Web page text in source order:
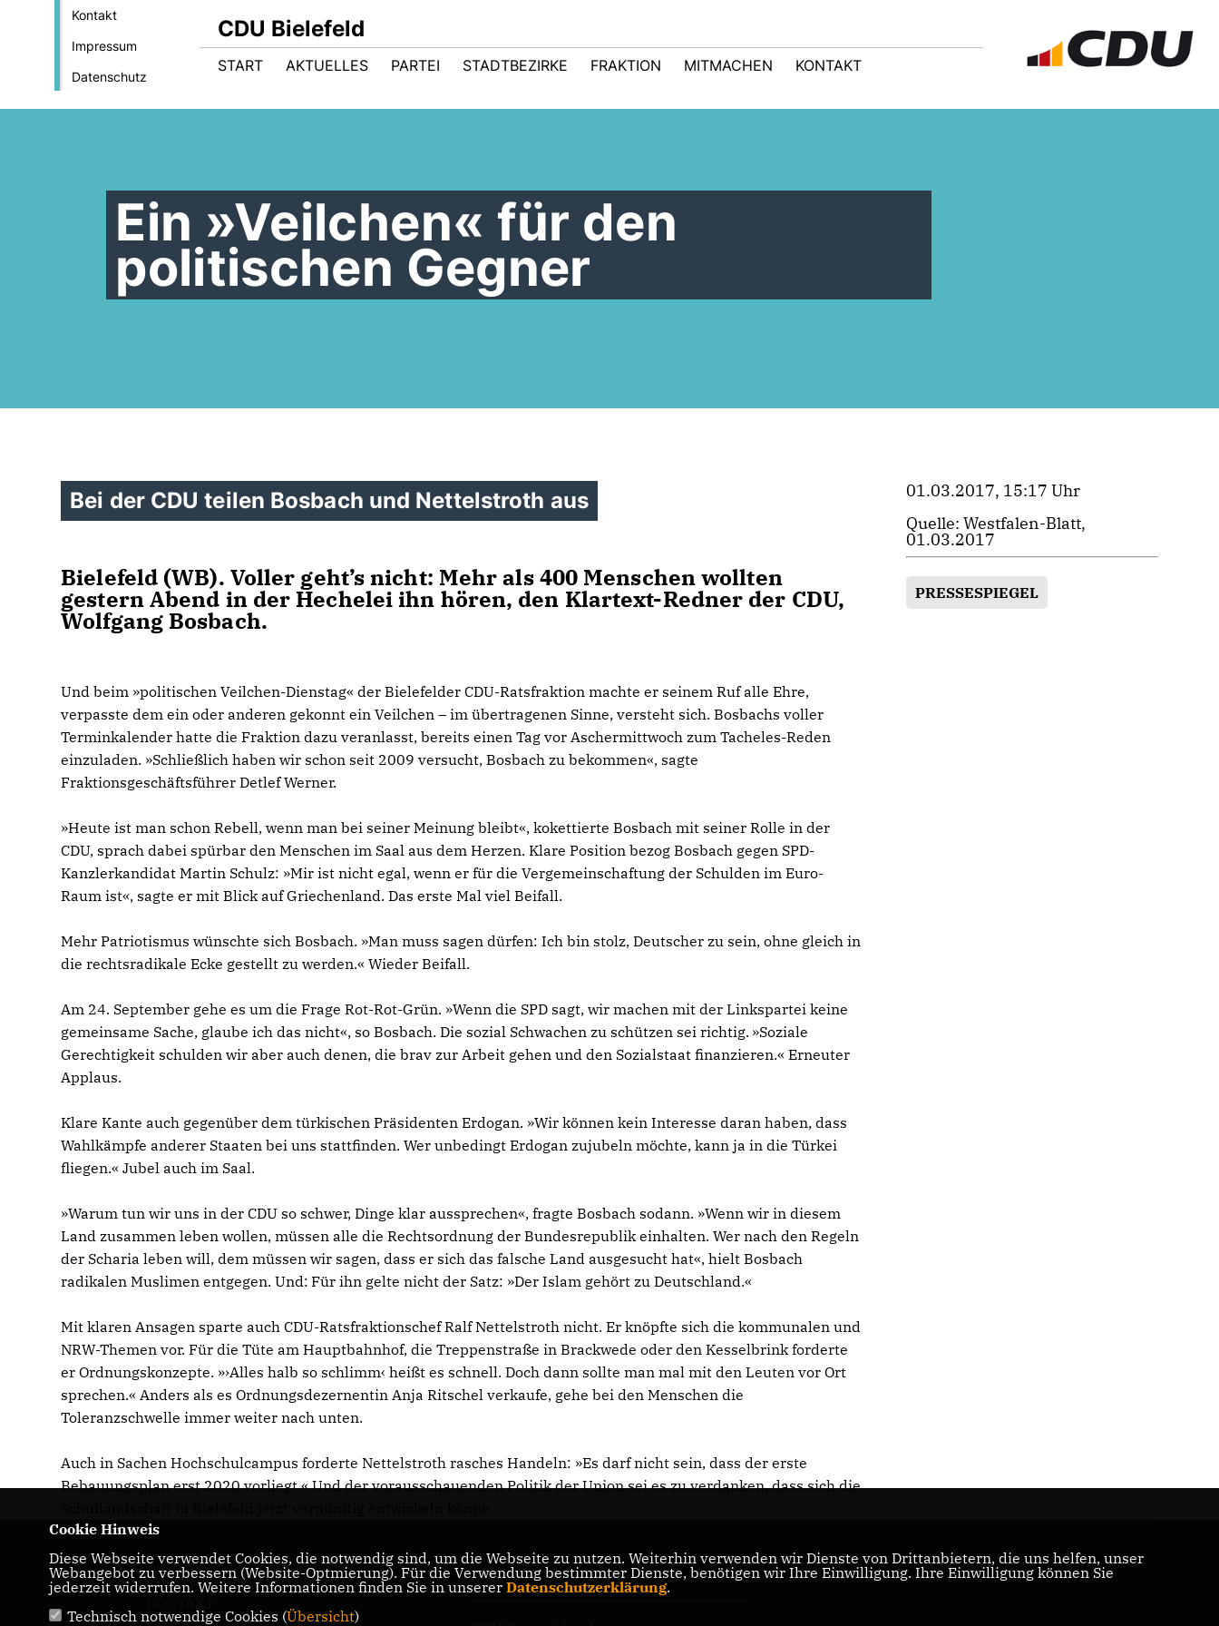
Kontakt
Impressum
Datenschutz
CDU Bielefeld
START AKTUELLES PARTEI STADTBEZIRKE FRAKTION MITMACHEN KONTAKT
Ein »Veilchen« für den
politischen Gegner
Bei der CDU teilen Bosbach und Nettelstroth aus
Bielefeld (WB). Voller geht’s nicht: Mehr als 400 Menschen wollten
gestern Abend in der Hechelei ihn hören, den Klartext-Redner der CDU,
Wolfgang Bosbach.
Und beim »politischen Veilchen-Dienstag« der Bielefelder CDU-Ratsfraktion machte er seinem Ruf alle Ehre,
verpasste dem ein oder anderen gekonnt ein Veilchen – im übertragenen Sinne, versteht sich. Bosbachs voller
Terminkalender hatte die Fraktion dazu veranlasst, bereits einen Tag vor Aschermittwoch zum Tacheles-Reden
einzuladen. »Schließlich haben wir schon seit 2009 versucht, Bosbach zu bekommen«, sagte
Fraktionsgeschäftsführer Detlef Werner.
»Heute ist man schon Rebell, wenn man bei seiner Meinung bleibt«, kokettierte Bosbach mit seiner Rolle in der
CDU, sprach dabei spürbar den Menschen im Saal aus dem Herzen. Klare Position bezog Bosbach gegen SPD-
Kanzlerkandidat Martin Schulz: »Mir ist nicht egal, wenn er für die Vergemeinschaftung der Schulden im Euro-
Raum ist«, sagte er mit Blick auf Griechenland. Das erste Mal viel Beifall.
Mehr Patriotismus wünschte sich Bosbach. »Man muss sagen dürfen: Ich bin stolz, Deutscher zu sein, ohne gleich in
die rechtsradikale Ecke gestellt zu werden.« Wieder Beifall.
Am 24. September gehe es um die Frage Rot-Rot-Grün. »Wenn die SPD sagt, wir machen mit der Linkspartei keine
gemeinsame Sache, glaube ich das nicht«, so Bosbach. Die sozial Schwachen zu schützen sei richtig. »Soziale
Gerechtigkeit schulden wir aber auch denen, die brav zur Arbeit gehen und den Sozialstaat finanzieren.« Erneuter
Applaus.
Klare Kante auch gegenüber dem türkischen Präsidenten Erdogan. »Wir können kein Interesse daran haben, dass
Wahlkämpfe anderer Staaten bei uns stattfinden. Wer unbedingt Erdogan zujubeln möchte, kann ja in die Türkei
fliegen.« Jubel auch im Saal.
»Warum tun wir uns in der CDU so schwer, Dinge klar aussprechen«, fragte Bosbach sodann. »Wenn wir in diesem
Land zusammen leben wollen, müssen alle die Rechtsordnung der Bundesrepublik einhalten. Wer nach den Regeln
der Scharia leben will, dem müssen wir sagen, dass er sich das falsche Land ausgesucht hat«, hielt Bosbach
radikalen Muslimen entgegen. Und: Für ihn gelte nicht der Satz: »Der Islam gehört zu Deutschland.«
Mit klaren Ansagen sparte auch CDU-Ratsfraktionschef Ralf Nettelstroth nicht. Er knöpfte sich die kommunalen und
NRW-Themen vor. Für die Tüte am Hauptbahnhof, die Treppenstraße in Brackwede oder den Kesselbrink forderte
er Ordnungskonzepte. »›Alles halb so schlimm‹ heißt es schnell. Doch dann sollte man mal mit den Leuten vor Ort
sprechen.« Anders als es Ordnungsdezernentin Anja Ritschel verkaufe, gehe bei den Menschen die
Toleranzschwelle immer weiter nach unten.
Auch in Sachen Hochschulcampus forderte Nettelstroth rasches Handeln: »Es darf nicht sein, dass der erste
Bebauungsplan erst 2020 vorliegt.« Und der vorausschauenden Politik der Union sei es zu verdanken, dass sich die
01.03.2017, 15:17 Uhr
Quelle: Westfalen-Blatt,
01.03.2017
PRESSESPIEGEL
IMPRESSUM
DATENSCHUTZ
CDU Nordrhein-Westfalen
Cookie Hinweis
Diese Webseite verwendet Cookies, die notwendig sind, um die Webseite zu nutzen. Weiterhin verwenden wir Dienste von Drittanbietern, die uns helfen, unser
Webangebot zu verbessern (Website-Optmierung). Für die Verwendung bestimmter Dienste, benötigen wir Ihre Einwilligung. Ihre Einwilligung können Sie
jederzeit widerrufen. Weitere Informationen finden Sie in unserer Datenschutzerklärung.
Technisch notwendige Cookies (Übersicht)